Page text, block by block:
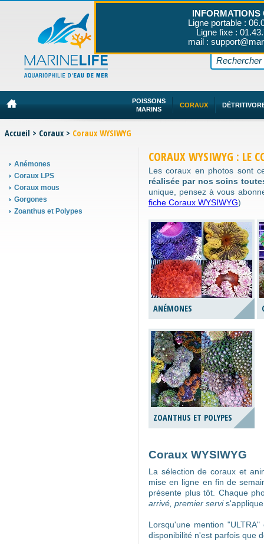
Accueil > Coraux > Coraux WYSIWYG
Anémones
Coraux LPS
Coraux mous
Gorgones
Zoanthus et Polypes
CORAUX WYSIWYG : LE
Les coraux en photos sont
réalisée par nos soins
unique, pensez à vous
fiche Coraux WYSIWYG)
ANÉMONES
ZOANTHUS ET POLYPES
Coraux WYSIWYG
La sélection de coraux et
mise en ligne en fin de
présente plus tôt. Chaque
arrivé, premier servi
Lorsqu'une mention
disponibilité n'est parfois que
POISSONS
MARINS
CORAUX
INFORMATIONS
Ligne portable :
Ligne fixe :
mail :